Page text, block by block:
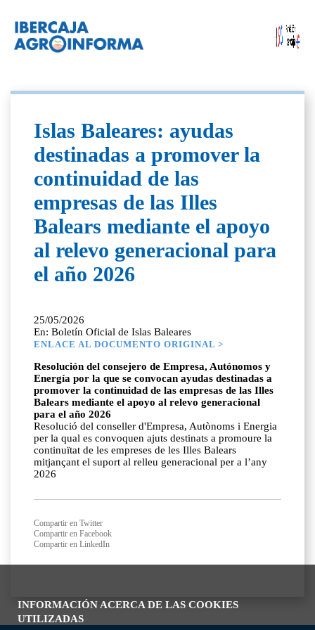
INFORMACIÓN ACERCA DE LAS COOKIES
UTILIZADAS
Islas Baleares: ayudas
destinadas a promover la
continuidad de las
empresas de las Illes
Balears mediante el apoyo
al relevo generacional para
el año 2026
25/05/2026
En: Boletín Oficial de Islas Baleares
ENLACE AL DOCUMENTO ORIGINAL >
Resolución del consejero de Empresa, Autónomos y
Energía por la que se convocan ayudas destinadas a
promover la continuidad de las empresas de las Illes
Balears mediante el apoyo al relevo generacional
para el año 2026
Resolució del conseller d'Empresa, Autònoms i Energia
per la qual es convoquen ajuts destinats a promoure la
continuïtat de les empreses de les Illes Balears
mitjançant el suport al relleu generacional per a l’any
2026
Compartir en Twitter
Compartir en Facebook
Compartir en LinkedIn